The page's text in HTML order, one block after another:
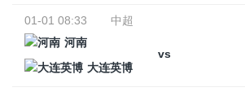
01-01 08:33
中超
河南
vs
大连英博